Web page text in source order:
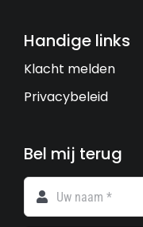
Handige links
Klacht melden
Privacybeleid
Bel mij terug